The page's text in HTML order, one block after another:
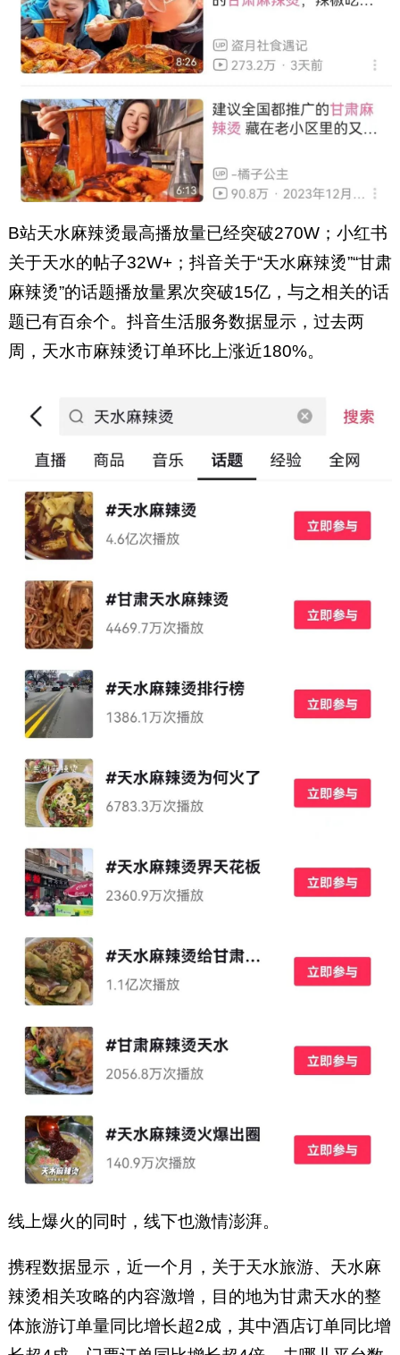
B站天水麻辣烫最高播放量已经突破270W；小红书
关于天水的帖子32W+；抖音关于“天水麻辣烫”“甘肃
麻辣烫”的话题播放量累次突破15亿，与之相关的话
题已有百余个。抖音生活服务数据显示，过去两
周，天水市麻辣烫订单环比上涨近180%。
线上爆火的同时，线下也激情澎湃。
携程数据显示，近一个月，关于天水旅游、天水麻
辣烫相关攻略的内容激增，目的地为甘肃天水的整
体旅游订单量同比增长超2成，其中酒店订单同比增